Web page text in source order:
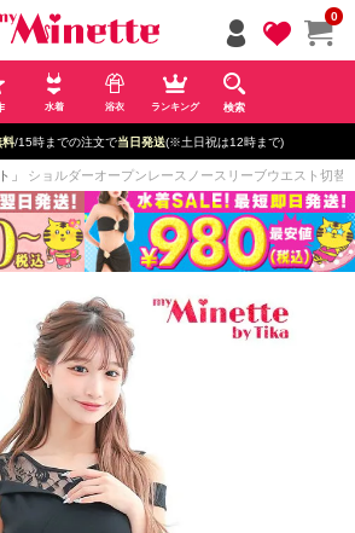
0
水着 浴衣 ランキング 検索
料/15時までの注文で当日発送(※土日祝は12時まで)
」 ショルダーオープンレースノースリーブウエスト切
ペー
ジト
ップ